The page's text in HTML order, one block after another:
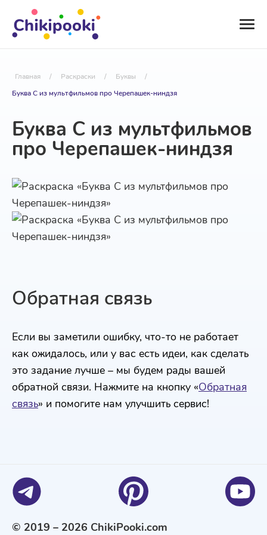
Главная / Раскраски / Буквы
/
Буква C из мультфильмов про Черепашек-ниндзя
Буква C из мультфильмов
про Черепашек-ниндзя
Обратная связь
Если вы заметили ошибку, что-то не работает
как ожидалось, или у вас есть идеи, как сделать
это задание лучше – мы будем рады вашей
обратной связи. Нажмите на кнопку «Обратная
связь» и помогите нам улучшить сервис!
© 2019 – 2026 ChikiPooki.com